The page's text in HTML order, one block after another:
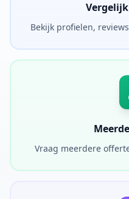
Bekijk profielen,
Vraag meerdere